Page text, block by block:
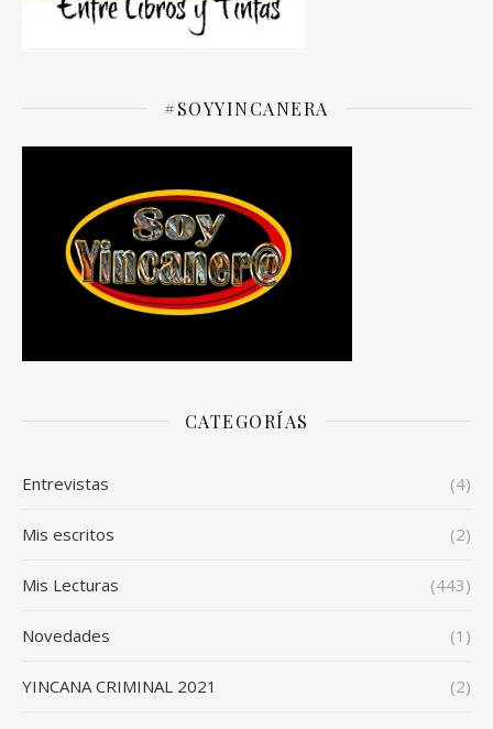
#SOYYINCANERA
CATEGORÍAS
Entrevistas (4)
Mis escritos (2)
Mis Lecturas (443)
Novedades (1)
YINCANA CRIMINAL 2021 (2)